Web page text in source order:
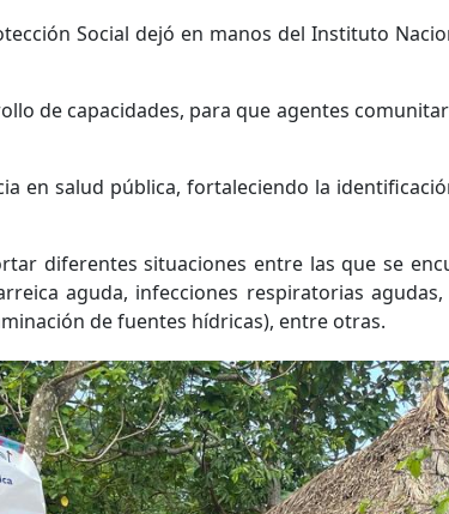
Social dejó en manos del Instituto
de capacidades, para que agentes
en salud pública, fortaleciendo la
diferentes situaciones entre las que se
aguda, infecciones respiratorias
de fuentes hídricas), entre otras.